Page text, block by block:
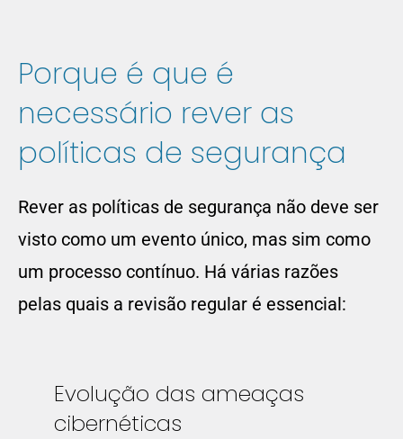
Porque é que é
necessário rever as
políticas de segurança
Rever as políticas de segurança não deve ser
visto como um evento único, mas sim como
um processo contínuo. Há várias razões
pelas quais a revisão regular é essencial:
Evolução das ameaças
cibernéticas